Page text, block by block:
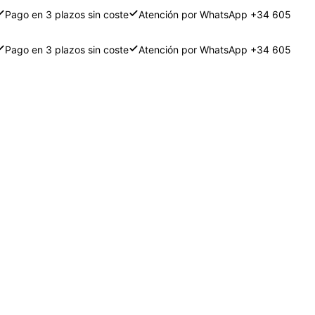
Pago en 3 plazos sin coste Atención por WhatsApp +34 605
Pago en 3 plazos sin coste Atención por WhatsApp +34 605